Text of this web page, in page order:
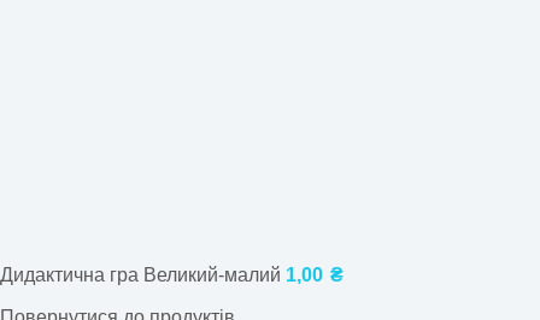
Дидактична гра Великий-малий 1,00 ₴